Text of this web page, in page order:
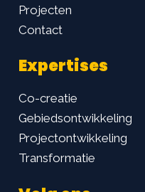
Projecten
Contact
Expertises
Co-creatie
Gebiedsontwikkeling
Projectontwikkeling
Transformatie